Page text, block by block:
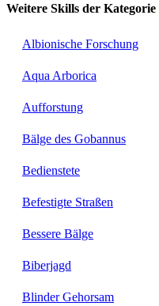
Weitere Skills der Kategorie
Albionische Forschung
Aqua Arborica
Aufforstung
Bälge des Gobannus
Bedienstete
Befestigte Straßen
Bessere Bälge
Biberjagd
Blinder Gehorsam